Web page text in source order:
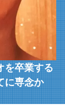
を卒業する
に専念か